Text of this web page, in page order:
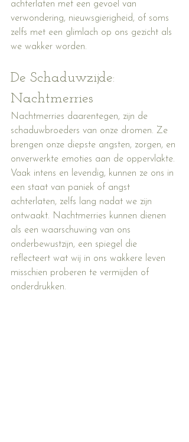
achterlaten met een gevoel van
verwondering, nieuwsgierigheid, of soms
zelfs met een glimlach op ons gezicht als
we wakker worden.
De Schaduwzijde:
Nachtmerries
Nachtmerries daarentegen, zijn de
schaduwbroeders van onze dromen. Ze
brengen onze diepste angsten, zorgen, en
onverwerkte emoties aan de oppervlakte.
Vaak intens en levendig, kunnen ze ons in
een staat van paniek of angst
achterlaten, zelfs lang nadat we zijn
ontwaakt. Nachtmerries kunnen dienen
als een waarschuwing van ons
onderbewustzijn, een spiegel die
reflecteert wat wij in ons wakkere leven
misschien proberen te vermijden of
onderdrukken.